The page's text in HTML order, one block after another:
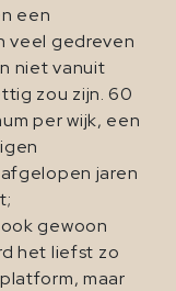
een
veel gedreven
niet vanuit
zou zijn. 60
per wijk, een
jaren
gewoon
het liefst zo
maar